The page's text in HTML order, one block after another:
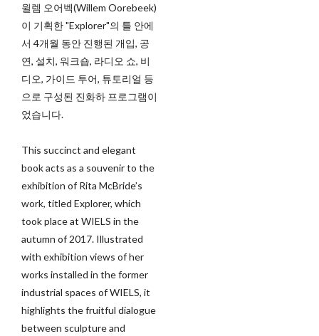
윌렘 오어벡(Willem Oorebeek)
이 기획한 "Explorer"의 틀 안에
서 4개월 동안 진행된 개입, 공
연, 설치, 워크숍, 라디오 쇼, 비
디오, 가이드 투어, 튜토리얼 등
으로 구성된 진화하 프로그램이
었습니다.
This succinct and elegant
book acts as a souvenir to the
exhibition of Rita McBride’s
work, titled Explorer, which
took place at WIELS in the
autumn of 2017. Illustrated
with exhibition views of her
works installed in the former
industrial spaces of WIELS, it
highlights the fruitful dialogue
between sculpture and